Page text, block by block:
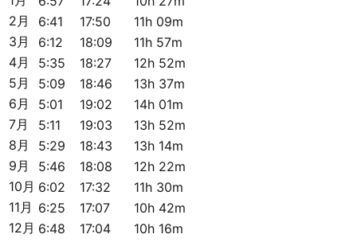
2月
6:41 17:50
11h 09m
3月
6:12 18:09
11h 57m
4月
5:35 18:27
12h 52m
5月
5:09 18:46
13h 37m
6月
5:01 19:02
14h 01m
7月
5:11 19:03
13h 52m
8月
5:29 18:43
13h 14m
9月
5:46 18:08
12h 22m
10月 6:02 17:32
11h 30m
11月 6:25 17:07
10h 42m
12月 6:48 17:04 10h 16m